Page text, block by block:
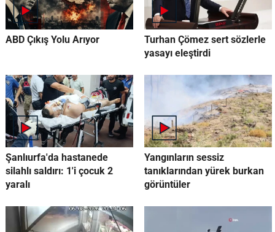
ABD Çıkış Yolu Arıyor
Turhan Çömez sert sözlerle
yasayı eleştirdi
Şanlıurfa'da hastanede
silahlı saldırı: 1'i çocuk 2
yaralı
Yangınların sessiz
tanıklarından yürek burkan
görüntüler